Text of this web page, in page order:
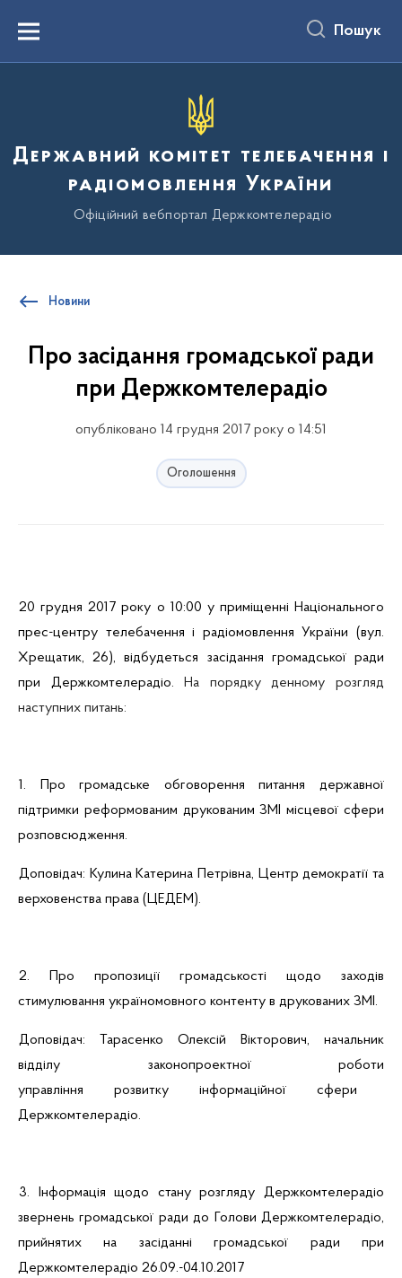
вмістуMenu Пошук
Державний комітет телебачення і
радіомовлення України
Офіційний вебпортал Держкомтелерадіо
Новини
Про засідання громадської ради
при Держкомтелерадіо
опубліковано 14 грудня 2017 року о 14:51
Оголошення
20 грудня 2017 року о 10:00 у приміщенні Національного
прес-центру телебачення і радіомовлення України (вул.
Хрещатик, 26), відбудеться засідання громадської ради
при Держкомтелерадіо.
На порядку денному розгляд
наступних питань:
1. Про громадське обговорення питання державної
підтримки реформованим друкованим ЗМІ місцевої сфери
розповсюдження.
Доповідач: Кулина Катерина Петрівна, Центр демократії та
верховенства права (ЦЕДЕМ).
2. Про пропозиції громадськості щодо заходів
стимулювання україномовного контенту в друкованих ЗМІ.
Доповідач: Тарасенко Олексій Вікторович, начальник
відділу законопроектної роботи
управління
розвитку інформаційної
сфери
Держкомтелерадіо.
3. Інформація щодо стану розгляду Держкомтелерадіо
звернень громадської ради до Голови Держкомтелерадіо,
прийнятих на засіданні громадської ради при
Держкомтелерадіо 26.09.-04.10.2017